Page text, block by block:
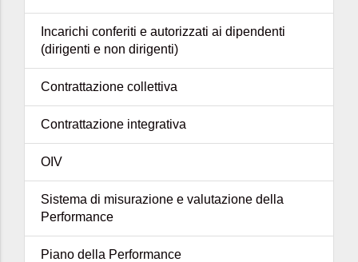
Incarichi conferiti e autorizzati ai dipendenti
(dirigenti e non dirigenti)
Contrattazione collettiva
Contrattazione integrativa
OIV
Sistema di misurazione e valutazione della
Performance
Piano della Performance